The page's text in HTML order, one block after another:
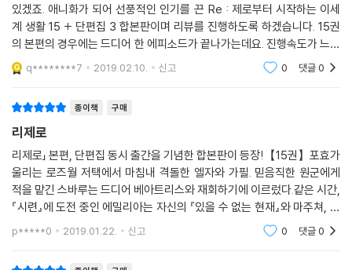
있겠죠. 애니화가 되어 선풍적인 인기를 끈 Re : 제로부터 시작하는 이세
계 생활 15 + 단편집 3 합본판이며 리뷰를 진행하도록 하겠습니다. 15권
의 본편의 경우에는 드디어 한 에피소드가 끝나가는데요. 진행속도가 느린
듯하면서도 빠르게 느껴지는 리제로입니다. 이런점이 작가님이 너무 재미
있게 쓰는것도 문제
q********7 2019.02.10. 신고 0 댓글0
종이책 구매
리제로
리제로」 본편, 단편집 동시 출간을 기념한 합본판이 등장!【15권】포효가
울리는 로즈월 저택에서 마침내 격돌한 엘자와 가필. 믿음직한 원군에게
적을 맡긴 스바루는 드디어 베아트리스와 재회하기에 이르렀다.같은 시간,
『시련』에 도전 중인 에밀리아는 자신의 『있을 수 없는 현재』와 마주쳐, 본
래라면 있을 수 없을 행복한 세상에서 마녀가 그려내는 축복에 휩싸였다.
마인과 오니
p*****0 2019.01.22. 신고 0 댓글0